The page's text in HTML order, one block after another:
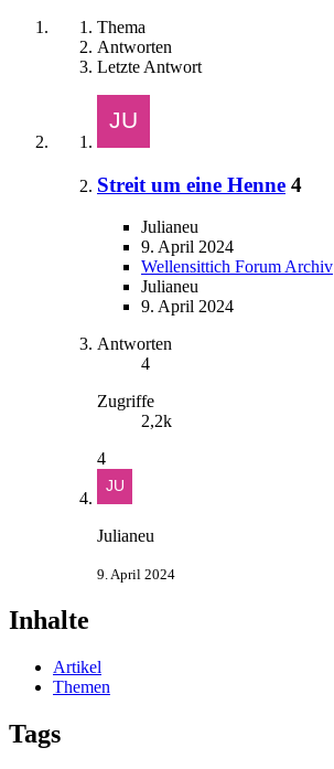
Thema
Antworten
Letzte Antwort
Streit um eine Henne 4
Julianeu
9. April 2024
Wellensittich Forum Archiv
Julianeu
9. April 2024
Antworten
4
Zugriffe
2,2k
4
Julianeu
9. April 2024
Inhalte
Artikel
Themen
Tags